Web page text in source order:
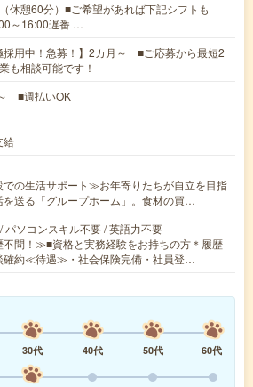
休憩60分）■ご希望があれば下記シフトも
～16:00遅番 …
採用中！急募！】2カ月～ ■ご応募から最短2
も相談可能です！
■週払いOK
給
の生活サポート≫お年寄りたちが自立を目指
を送る「グループホーム」。食材の買…
パソコンスキル不要 / 英語力不要
問！≫■資格と実務経験をお持ちの方＊履歴
確約≪待遇≫・社会保険完備・社員登…
30代 40代 50代
60代